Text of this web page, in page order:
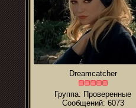
Dreamcatcher
Группа: Проверенные
Сообщений: 6073